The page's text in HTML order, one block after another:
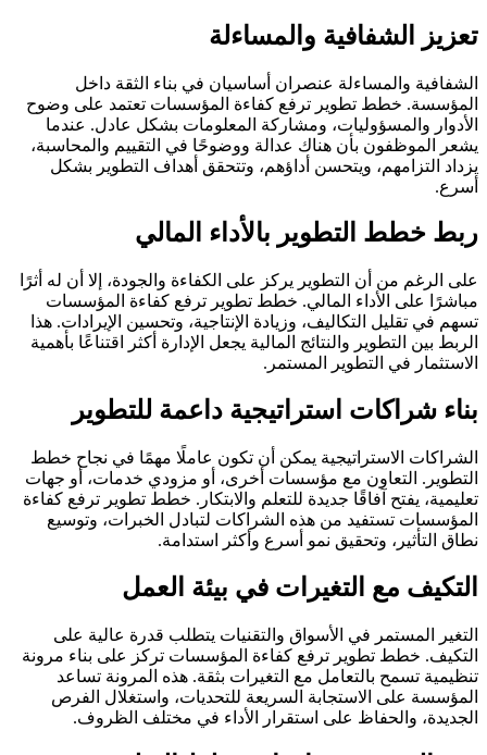
تعزيز الشفافية والمساءلة
الشفافية والمساءلة عنصران أساسيان في بناء الثقة داخل
المؤسسة. خطط تطوير ترفع كفاءة المؤسسات تعتمد على وضوح
الأدوار والمسؤوليات، ومشاركة المعلومات بشكل عادل. عندما
يشعر الموظفون بأن هناك عدالة ووضوحًا في التقييم والمحاسبة،
يزداد التزامهم، ويتحسن أداؤهم، وتتحقق أهداف التطوير بشكل
أسرع.
ربط خطط التطوير بالأداء المالي
على الرغم من أن التطوير يركز على الكفاءة والجودة، إلا أن له أثرًا
مباشرًا على الأداء المالي. خطط تطوير ترفع كفاءة المؤسسات
تسهم في تقليل التكاليف، وزيادة الإنتاجية، وتحسين الإيرادات. هذا
الربط بين التطوير والنتائج المالية يجعل الإدارة أكثر اقتناعًا بأهمية
الاستثمار في التطوير المستمر.
بناء شراكات استراتيجية داعمة للتطوير
الشراكات الاستراتيجية يمكن أن تكون عاملًا مهمًا في نجاح خطط
التطوير. التعاون مع مؤسسات أخرى، أو مزودي خدمات، أو جهات
تعليمية، يفتح آفاقًا جديدة للتعلم والابتكار. خطط تطوير ترفع كفاءة
المؤسسات تستفيد من هذه الشراكات لتبادل الخبرات، وتوسيع
نطاق التأثير، وتحقيق نمو أسرع وأكثر استدامة.
التكيف مع التغيرات في بيئة العمل
التغير المستمر في الأسواق والتقنيات يتطلب قدرة عالية على
التكيف. خطط تطوير ترفع كفاءة المؤسسات تركز على بناء مرونة
تنظيمية تسمح بالتعامل مع التغيرات بثقة. هذه المرونة تساعد
المؤسسة على الاستجابة السريعة للتحديات، واستغلال الفرص
الجديدة، والحفاظ على استقرار الأداء في مختلف الظروف.